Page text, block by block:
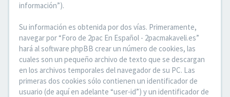
información”).
Su información es obtenida por dos vías. Primeramente,
navegar por “Foro de 2pac En Español - 2pacmakaveli.es”
hará al software phpBB crear un número de cookies, las
cuales son un pequeño archivo de texto que se descargan
en los archivos temporales del navegador de su PC. Las
primeras dos cookies sólo contienen un identificador de
usuario (de aquí en adelante “user-id”) y un identificador de